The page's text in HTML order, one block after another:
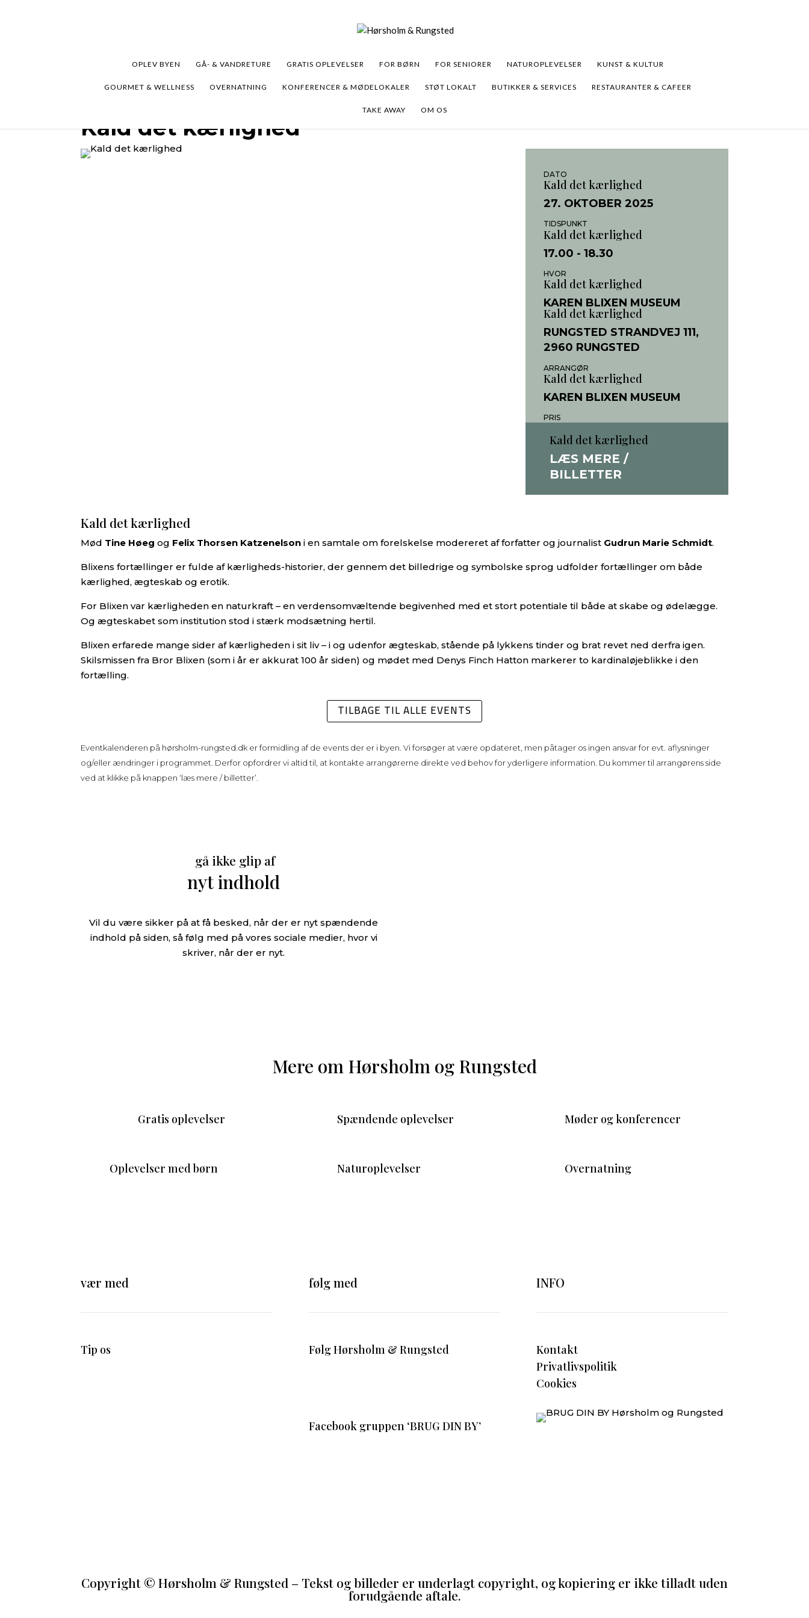
OPLEV BYEN GÅ- & VANDRETURE GRATIS OPLEVELSER FOR BØRN FOR SENIORER NATUROPLEVELSER KUNST & KULTUR
GOURMET & WELLNESS OVERNATNING KONFERENCER & MØDELOKALER STØT LOKALT BUTIKKER & SERVICES RESTAURANTER & CAFEER
TAKE AWAY OM OS
Kald det kærlighed
DATO
Kald det kærlighed
27. OKTOBER 2025
TIDSPUNKT
Kald det kærlighed
17.00 - 18.30
HVOR
Kald det kærlighed
KAREN BLIXEN MUSEUM
Kald det kærlighed
RUNGSTED STRANDVEJ 111,
2960 RUNGSTED
ARRANGØR
Kald det kærlighed
KAREN BLIXEN MUSEUM
PRIS
130 KR.
Kald det kærlighed
LÆS MERE /
BILLETTER
Kald det kærlighed
Mød Tine Høegog Felix Thorsen Katzenelsoni en samtale om forelskelse modereret af forfatter og journalist Gudrun Marie Schmidt.
Blixens fortællinger er fulde af kærligheds-historier, der gennem det billedrige og symbolske sprog udfolder fortællinger om både
kærlighed, ægteskab og erotik.
For Blixen var kærligheden en naturkraft – en verdensomvæltende begivenhed med et stort potentiale til både at skabe og ødelægge.
Og ægteskabet som institution stod i stærk modsætning hertil.
Blixen erfarede mange sider af kærligheden i sit liv – i og udenfor ægteskab, stående på lykkens tinder og brat revet ned derfra igen.
Skilsmissen fra Bror Blixen (som i år er akkurat 100 år siden) og mødet med Denys Finch Hatton markerer to kardinaløjeblikke i den
fortælling.
TILBAGE TIL ALLE EVENTS
Eventkalenderen på hørsholm-rungsted.dk er formidling af de events der er i byen. Vi forsøger at være opdateret, men påtager os ingen ansvar for evt. aflysninger
og/eller ændringer i programmet. Derfor opfordrer vi altid til, at kontakte arrangørerne direkte ved behov for yderligere information. Du kommer til arrangørens side
ved at klikke på knappen ‘læs mere / billetter’.
gå ikke glip af
nyt indhold
Vil du være sikker på at få besked, når der er nyt spændende
indhold på siden, så følg med på vores sociale medier, hvor vi
skriver, når der er nyt.
Mere om Hørsholm og Rungsted
Gratis oplevelser Spændende oplevelser Møder og konferencer
Oplevelser med børn Naturoplevelser Overnatning
vær med
Tip os
følg med
Følg Hørsholm & Rungsted
Facebook gruppen ‘BRUG DIN BY’
INFO
Kontakt
Privatlivspolitik
Cookies
Copyright © Hørsholm & Rungsted – Tekst og billeder er underlagt copyright, og kopiering er ikke tilladt uden
forudgående aftale.